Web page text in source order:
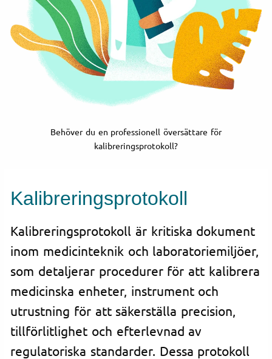
Behöver du en professionell översättare för
kalibreringsprotokoll?
Kalibreringsprotokoll
Kalibreringsprotokoll är kritiska dokument
inom medicinteknik och laboratoriemiljöer,
som detaljerar procedurer för att kalibrera
medicinska enheter, instrument och
utrustning för att säkerställa precision,
tillförlitlighet och efterlevnad av
regulatoriska standarder. Dessa protokoll